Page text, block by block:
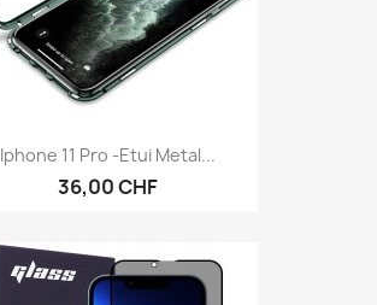
Iphone 11 Pro -Etui Metal...
36,00 CHF